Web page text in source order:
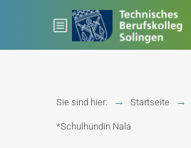
Sie sind hier: Startseite
*Schulhündin Nala